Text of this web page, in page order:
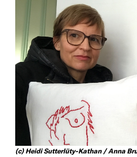
(c) Heidi Sutterlüty-Kathan / Anna